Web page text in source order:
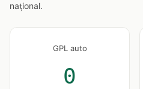
național.
GPL auto
0